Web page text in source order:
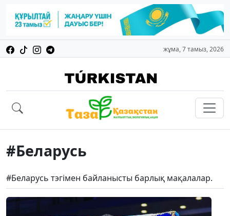
жұма, 7 тамыз, 2026
#Беларусь
#Беларусь тэгімен байланысты барлық мақалалар.